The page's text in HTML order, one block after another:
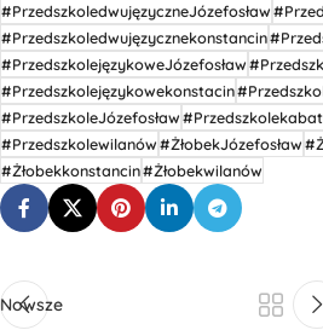
#PrzedszkoledwujęzyczneJózefosław
#Przedszkoledwujęzycznekonstancin
#PrzedszkolejęzykoweJózefosław
#Przedszkolejęzykowekonstacin
#PrzedszkoleJózefosław
#Przedszkolewilanów#ŻłobekJózefosław
#Żłobekkonstancin#Żłobekwilanów
Nowsze